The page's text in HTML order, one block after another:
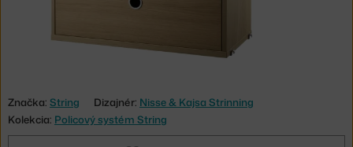
Značka: String Dizajnér: Nisse & Kajsa Strinning
Kolekcia: Policový systém String